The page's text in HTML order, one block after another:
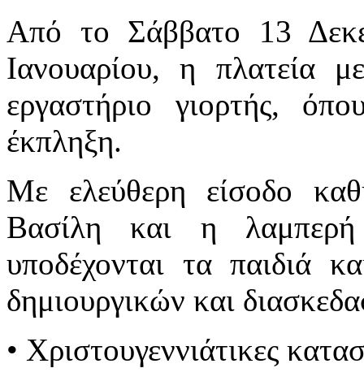
Από το Σάββατο 13
Ιανουαρίου, η πλατεία
εργαστήριο γιορτής,
έκπληξη.
Με ελεύθερη είσοδο
Βασίλη και η λαμπερή
υποδέχονται τα παιδιά
δημιουργικών και
• Χριστουγεννιάτικες